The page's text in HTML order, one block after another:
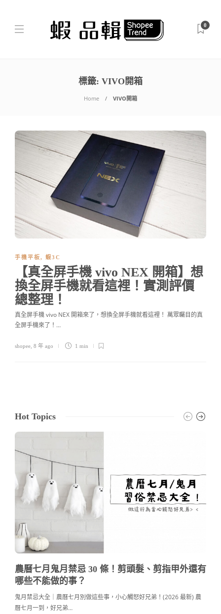
0
標籤: VIVO開箱
Home VIVO開箱
手機平板, 蝦3C
【真全屏手機 vivo NEX 開箱】想
換全屏手機就看這裡！實測評價
總整理！
真全屏手機 vivo NEX 開箱來了，想換全屏手機就看這裡！ 萬眾矚目的真
全屏手機來了！…
shopee 8 年 ago 1 min
Hot Topics
農曆七月鬼月禁忌 30 條！剪頭髮、剪指甲外還有
哪些不能做的事？
鬼月禁忌大全｜農曆七月別做這些事，小心觸怒好兄弟！(2026 最新) 農
曆七月一到，好兄弟…